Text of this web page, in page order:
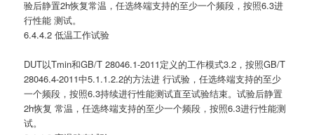
验后静置2h恢复常温，任选终端支持的至少一个频段，按照6.3进
行性能 测试。
6.4.4.2 低温工作试验
DUT以Tmin和GB/T 28046.1-2011定义的工作模式3.2，按照GB/T
28046.4-2011中5.1.1.2.2的方法进 行试验，任选终端支持的至少
一个频段，按照6.3持续进行性能测试直至试验结束。试验后静置
2h恢复 常温，任选终端支持的至少一个频段，按照6.3进行性能测
试。